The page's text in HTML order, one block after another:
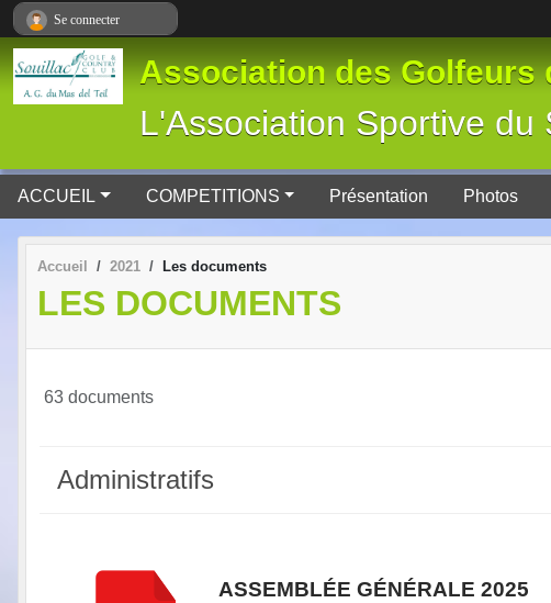
Association des Golfeurs
L'Association Sportive du
ACCUEIL COMPETITIONS Présentation Photos
Accueil 2021 Les documents
LES DOCUMENTS
63 documents
Administratifs
ASSEMBLÉE GÉNÉRALE 2025
Se connecter
Panneau de gestion des cookies